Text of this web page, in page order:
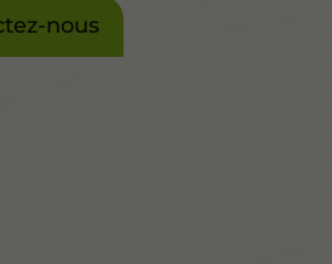
nous